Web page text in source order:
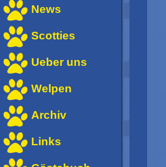
News
Scotties
Ueber uns
Welpen
Archiv
Links